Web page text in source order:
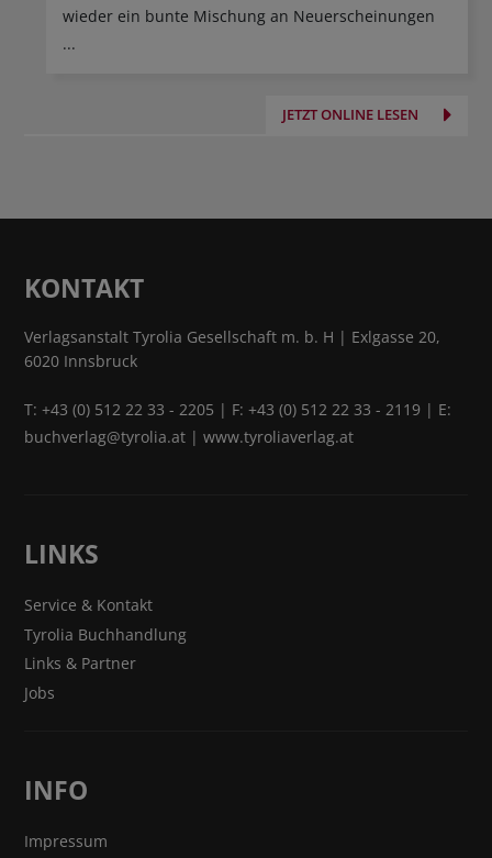
wieder ein bunte Mischung an Neuerscheinungen
...
JETZT ONLINE LESEN
KONTAKT
Verlagsanstalt Tyrolia Gesellschaft m. b. H | Exlgasse 20,
6020 Innsbruck
T:+43 (0) 512 22 33 - 2205 | F: +43 (0) 512 22 33 - 2119 | E:
buchverlag@tyrolia.at |www.tyroliaverlag.at
LINKS
Service & Kontakt
Tyrolia Buchhandlung
Links & Partner
Jobs
INFO
Impressum